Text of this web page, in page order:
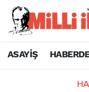
ASAYİŞ